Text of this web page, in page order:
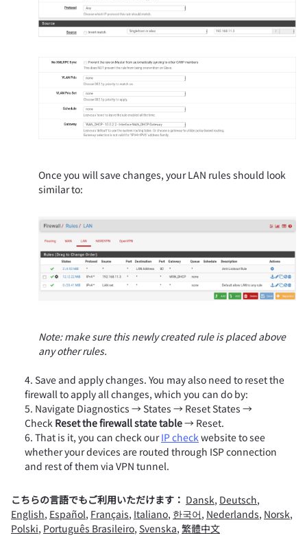
Once you will save changes, your LAN rules should look
similar to:
Note: make sure this newly created rule is placed above
any other rules.
Save and apply changes. You may also need to reset the
firewall to apply all changes, which you can do by:
Navigate Diagnostics → States → Reset States →
Check Reset the firewall state table→ Reset.
That is it, you can check ourIP check website to see
whether your devices are routed through ISP connection
and rest of them via VPN tunnel.
こちらの言語でもご利用いただけます： Dansk, Deutsch,
English, Español, Français, Italiano, 한국어, Nederlands, Norsk,
Polski, Português Brasileiro, Svenska, 繁體中文